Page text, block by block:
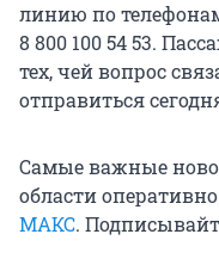
линию по
8 800 100 54 53.
тех, чей вопрос
отправиться
Самые важные
области
МАКС.